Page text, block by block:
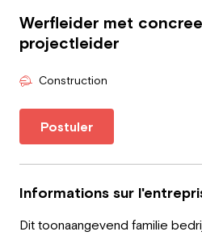
Travailleur
Nos services
Secteurs
Blog
Werfleider met
projectleider
Construction
Postuler
Informations sur
Dit toonaangevend familie